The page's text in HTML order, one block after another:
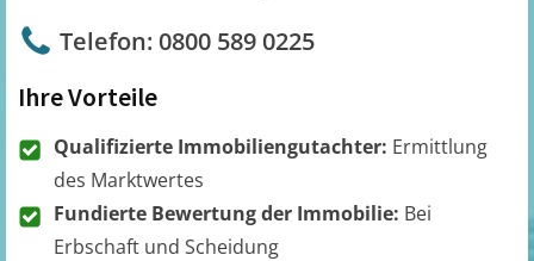
Telefon: 0800 589 0225
Ihre Vorteile
Qualifizierte Immobiliengutachter: Ermittlung
des Marktwertes
Fundierte Bewertung der Immobilie: Bei
Erbschaft und Scheidung